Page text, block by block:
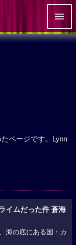
ページです。Lynn
イムだった件 蒼海
海の底にある国・カ